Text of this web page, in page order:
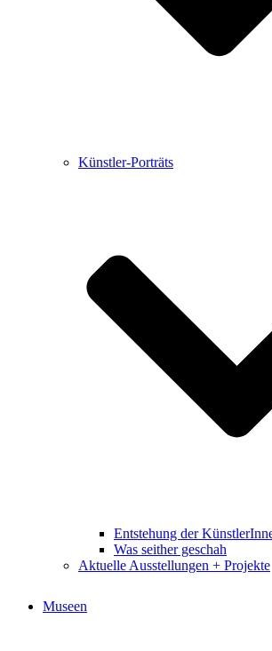
Künstler-Porträts
Entstehung der
Was seither geschah
Aktuelle Ausstellungen + Projekte
Museen